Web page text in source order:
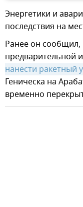
Энергетики и
последствия на
Ранее он
предварительной
нанести ракетный
Геническа на
временно